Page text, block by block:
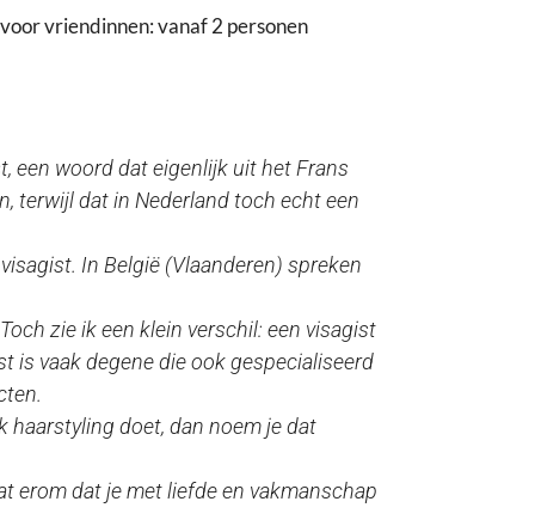
vriendinnen: vanaf 2 personen
, een woord dat eigenlijk uit het Frans
terwijl dat in Nederland toch echt een
In België (Vlaanderen) spreken
zie ik een klein verschil: een visagist
is vaak degene die ook gespecialiseerd
haarstyling doet, dan noem je dat
erom dat je met liefde en vakmanschap